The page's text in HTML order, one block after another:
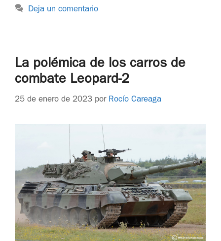
Deja un comentario
La polémica de los carros de
combate Leopard-2
25 de enero de 2023 por Rocío Careaga